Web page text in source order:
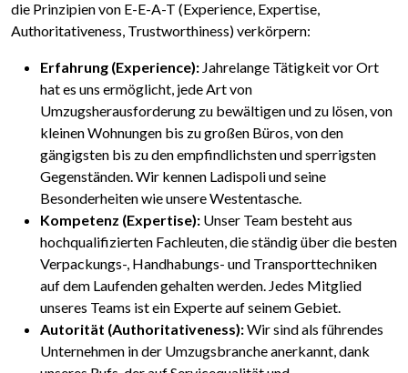
die Prinzipien von E-E-A-T (Experience, Expertise,
Authoritativeness, Trustworthiness) verkörpern:
Erfahrung (Experience): Jahrelange Tätigkeit vor Ort
hat es uns ermöglicht, jede Art von
Umzugsherausforderung zu bewältigen und zu lösen, von
kleinen Wohnungen bis zu großen Büros, von den
gängigsten bis zu den empfindlichsten und sperrigsten
Gegenständen. Wir kennen Ladispoli und seine
Besonderheiten wie unsere Westentasche.
Kompetenz (Expertise): Unser Team besteht aus
hochqualifizierten Fachleuten, die ständig über die besten
Verpackungs-, Handhabungs- und Transporttechniken
auf dem Laufenden gehalten werden. Jedes Mitglied
unseres Teams ist ein Experte auf seinem Gebiet.
Autorität (Authoritativeness):Wir sind als führendes
Unternehmen in der Umzugsbranche anerkannt, dank